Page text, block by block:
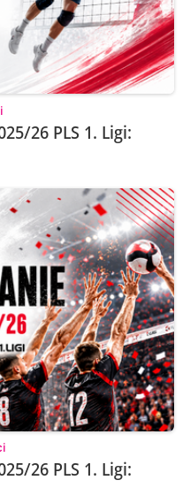
26 PLS 1. Ligi:
26 PLS 1. Ligi: